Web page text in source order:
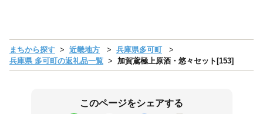
まちから探す 近畿地方
兵庫県多可町
兵庫県 多可町の返礼品一覧
加賀鳶極上原酒・悠々セット[153]
このページをシェアする